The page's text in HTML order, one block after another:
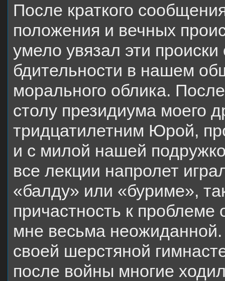
После краткого
положения и вечных
умело увязал эти
бдительности в нашем
морального облика.
столу президиума моего
тридцатилетним Юрой,
и с милой нашей
все лекции напролет
«балду» или «буриме»,
причастность к
мне весьма
своей шерстяной
после войны многие